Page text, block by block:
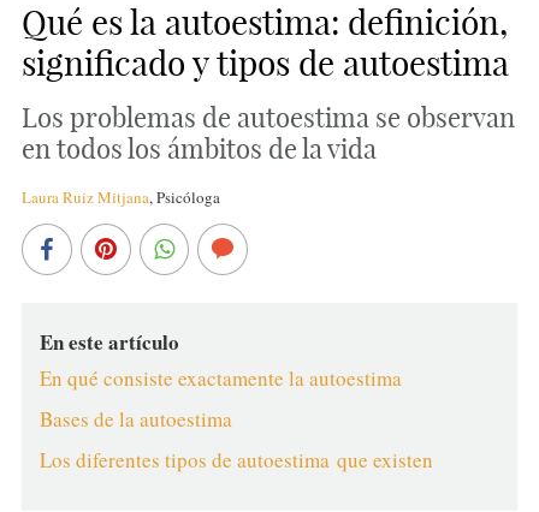
Qué es la autoestima: definición,
significado y tipos de autoestima
Los problemas de autoestima se observan
en todos los ámbitos de la vida
Laura Ruiz Mitjana,Psicóloga
En este artículo
En qué consiste exactamente la autoestima
Bases de la autoestima
Los diferentes tipos de autoestima que existen